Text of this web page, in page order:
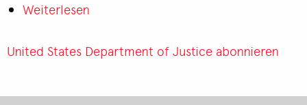
of
Justice
Weiterlesen
des
United
Department
United States Department of Justice abonnieren